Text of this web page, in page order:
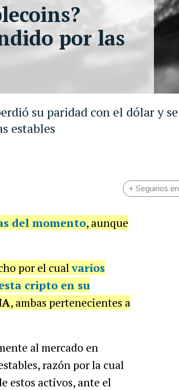
su paridad con el dólar y se
estables
por las
+ Seguinos en
del momento, aunque
por el cualvarios
cripto en su
, ambas pertenecientes a
al mercado en
razón por la cual
estos activos, ante el